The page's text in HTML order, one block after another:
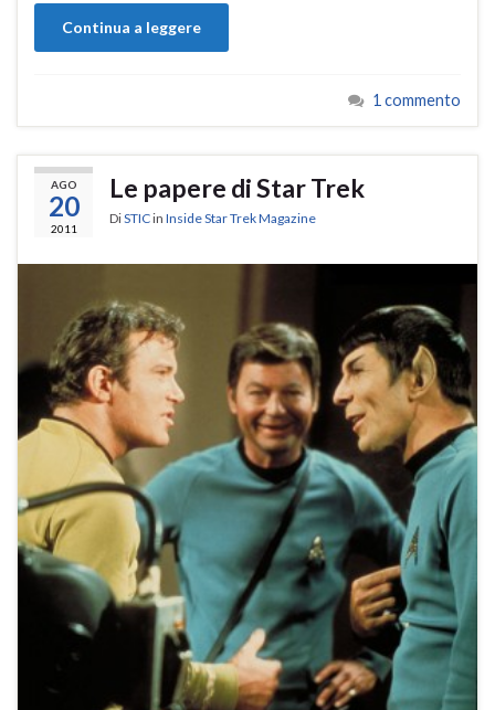
Continua a leggere
1 commento
AGO
20
2011
Le papere di Star Trek
DiSTICin Inside Star Trek Magazine